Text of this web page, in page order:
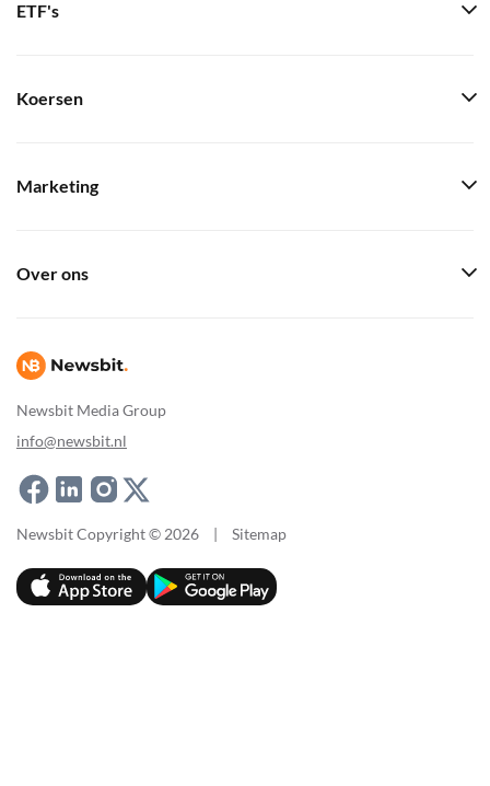
Newsbit Media Group
info@newsbit.nl
ETF's
Koersen
Marketing
Over ons
Newsbit Copyright © 2026 | Sitemap